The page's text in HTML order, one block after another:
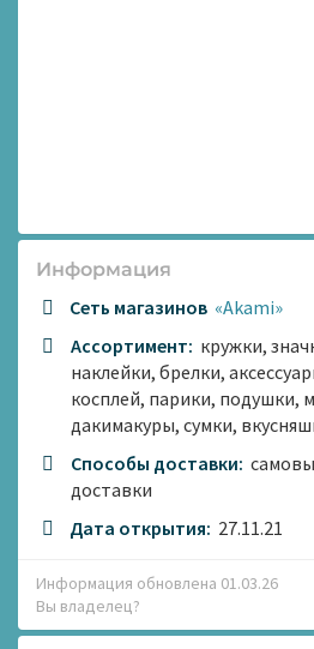
Информация
Сеть магазинов «Akami»
Ассортимент: кружки,
наклейки, брелки,
косплей, парики, подушки,
дакимакуры, сумки,
Способы доставки:
доставки
Дата открытия: 27.11.21
Информация обновлена 01.03.26
Вы владелец?